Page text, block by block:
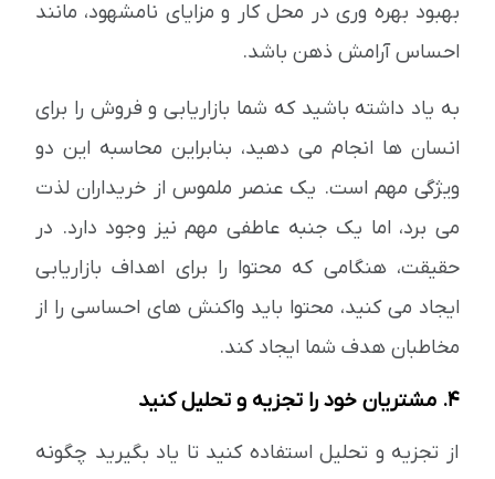
بهبود بهره وری در محل کار و مزایای نامشهود، مانند
احساس آرامش ذهن باشد.
به یاد داشته باشید که شما بازاریابی و فروش را برای
انسان ها انجام می دهید، بنابراین محاسبه این دو
ویژگی مهم است. یک عنصر ملموس از خریداران لذت
می برد، اما یک جنبه عاطفی مهم نیز وجود دارد. در
حقیقت، هنگامی که محتوا را برای اهداف بازاریابی
ایجاد می کنید، محتوا باید واکنش های احساسی را از
مخاطبان هدف شما ایجاد کند.
4. مشتریان خود را تجزیه و تحلیل کنید
از تجزیه و تحلیل استفاده کنید تا یاد بگیرید چگونه